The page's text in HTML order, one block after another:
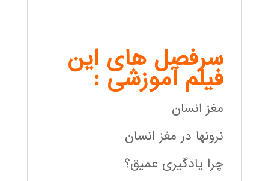
سرفصل های این
فیلم آموزشی :
مغز انسان
نرونها در مغز انسان
چرا یادگیری عمیق؟